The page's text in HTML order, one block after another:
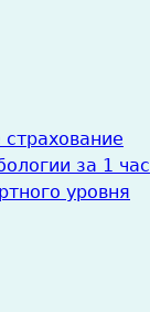
за 1 час
уровня